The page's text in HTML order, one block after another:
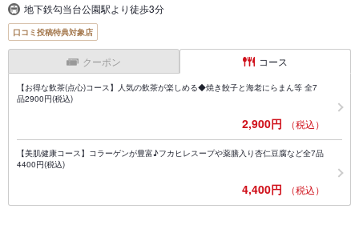
地下鉄勾当台公園駅より徒歩3分
口コミ投稿特典対象店
クーポン コース
【お得な飲茶(点心)コース】人気の飲茶が楽しめる◆焼き餃子と海老にらまん等 全7
品2900円(税込)
2,900円 （税込）
【美肌健康コース】コラーゲンが豊富♪フカヒレスープや薬膳入り杏仁豆腐など全7品
4400円(税込)
4,400円 （税込）